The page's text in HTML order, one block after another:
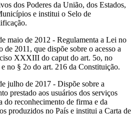
dos Poderes da União, dos Estados,
e institui o Selo de
maio de 2012 - Regulamenta a Lei no
2011, que dispõe sobre o acesso a
XXXIII do caput do art. 5o, no
no § 2o do art. 216 da Constituição.
julho de 2017 - Dispõe sobre a
prestado aos usuários dos serviços
do reconhecimento de firma e da
produzidos no País e institui a Carta de